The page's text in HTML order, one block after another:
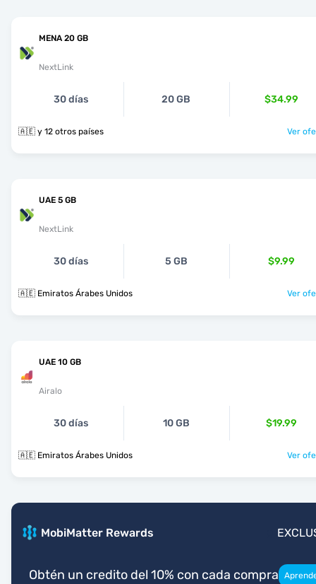
MENA 20 GB
NextLink
30 días 20 GB $34.99
🇦🇪 y 12 otros países Ver
UAE 5 GB
NextLink
30 días 5 GB $9.99
🇦🇪 Emiratos Árabes Unidos Ver
UAE 10 GB
Airalo
30 días 10 GB $19.99
🇦🇪 Emiratos Árabes Unidos Ver
MobiMatter Rewards
Obtén un credito del 10% con cada compra